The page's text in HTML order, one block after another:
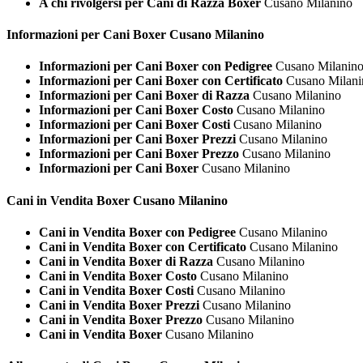
A chi rivolgersi per Cani di Razza Boxer Cusano Milanino
Informazioni per Cani Boxer Cusano Milanino
Informazioni per Cani Boxer con Pedigree Cusano Milanino
Informazioni per Cani Boxer con Certificato Cusano
Informazioni per Cani Boxer di Razza Cusano Milanino
Informazioni per Cani Boxer Costo Cusano Milanino
Informazioni per Cani Boxer CostiCusano Milanino
Informazioni per Cani Boxer PrezziCusano Milanino
Informazioni per Cani Boxer Prezzo Cusano Milanino
Informazioni per Cani Boxer Cusano Milanino
Cani in Vendita Boxer Cusano Milanino
Cani in Vendita Boxer con Pedigree Cusano Milanino
Cani in Vendita Boxer con Certificato Cusano Milanino
Cani in Vendita Boxer di Razza Cusano Milanino
Cani in Vendita Boxer Costo Cusano Milanino
Cani in Vendita Boxer Costi Cusano Milanino
Cani in Vendita Boxer Prezzi Cusano Milanino
Cani in Vendita Boxer Prezzo Cusano Milanino
Cani in Vendita Boxer Cusano Milanino